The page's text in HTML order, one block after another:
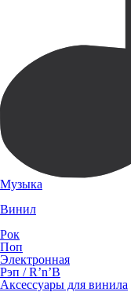
Музыка
Винил
Рок
Поп
Электронная
Рэп / R’n’B
Аксессуары для винила